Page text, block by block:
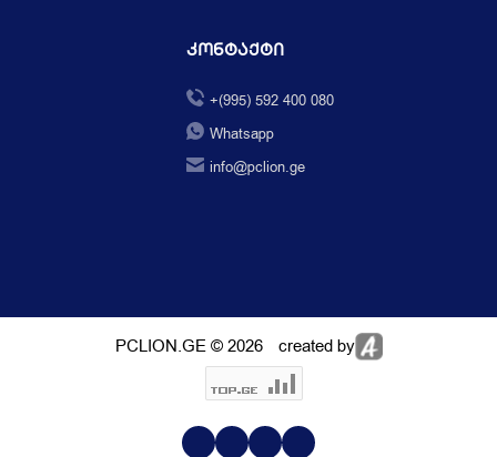
Კონტაქტი
+(995) 592 400 080
Whatsapp
info@pclion.ge
PCLION.GE © 2026 created by